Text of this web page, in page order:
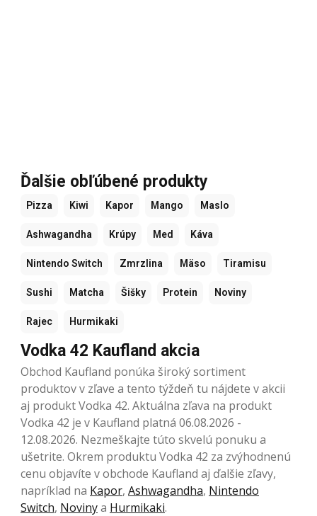
Ďalšie obľúbené produkty
Pizza Kiwi Kapor Mango Maslo
Ashwagandha Krúpy Med Káva
Nintendo Switch Zmrzlina Mäso Tiramisu
Sushi Matcha Šišky Protein Noviny
Rajec Hurmikaki
Vodka 42 Kaufland akcia
Obchod Kaufland ponúka široký sortiment
produktov v zľave a tento týždeň tu nájdete v akcii
aj produkt Vodka 42. Aktuálna zľava na produkt
Vodka 42 je v Kaufland platná 06.08.2026 -
12.08.2026. Nezmeškajte túto skvelú ponuku a
ušetrite. Okrem produktu Vodka 42 za zvýhodnenú
cenu objavíte v obchode Kaufland aj ďalšie zľavy,
napríklad na Kapor, Ashwagandha, Nintendo
Switch, Novinya Hurmikaki.